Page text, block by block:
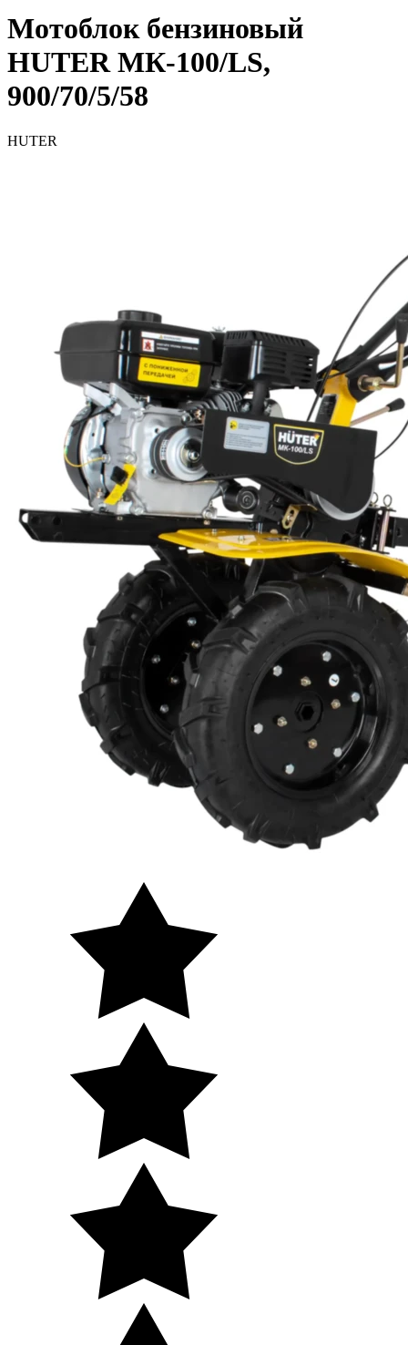
Мотоблок бензиновый
HUTER МК-100/LS,
900/70/5/58
HUTER